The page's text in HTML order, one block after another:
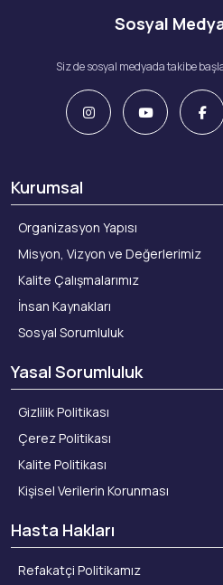
Sosyal
Siz de sosyal medyada takibe
Kurumsal
Organizasyon Yapısı
Misyon, Vizyon ve Değerlerimiz
Kalite Çalışmalarımız
İnsan Kaynakları
Sosyal Sorumluluk
Yasal Sorumluluk
Gizlilik Politikası
Çerez Politikası
Kalite Politikası
Kişisel Verilerin Korunması
Hasta Hakları
Refakatçi Politikamız